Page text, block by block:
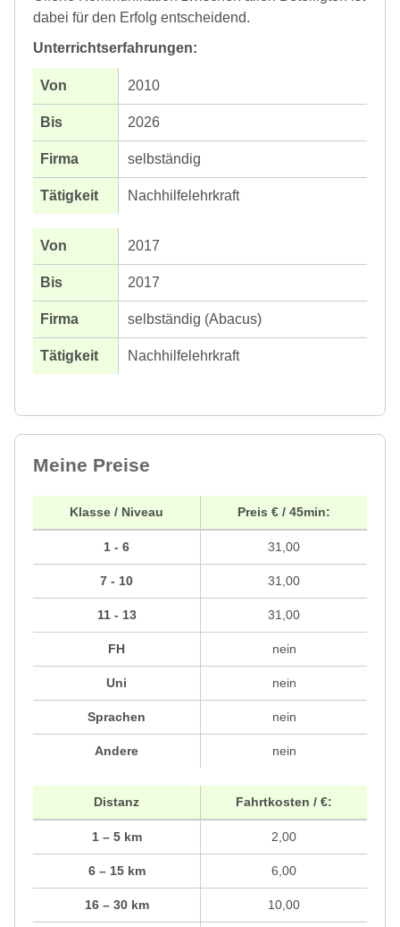
dabei für den Erfolg entscheidend.
Unterrichtserfahrungen:
2010
2026
selbständig
Nachhilfelehrkraft
2017
2017
selbständig (Abacus)
Nachhilfelehrkraft
Meine Preise
Klasse / Niveau
1 - 6
7 - 10
11 - 13
FH
Uni
Sprachen
Andere
Preis € / 45min:
31,00
31,00
31,00
nein
nein
nein
nein
Distanz
1 – 5 km
6 – 15 km
16 – 30 km
Fahrtkosten / €:
2,00
6,00
10,00